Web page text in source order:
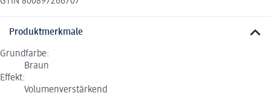
Produktmerkmale
Grundfarbe:
Braun
Effekt:
Volumenverstärkend